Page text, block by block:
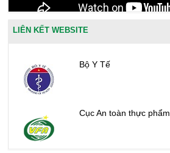
LIÊN KẾT WEBSITE
Bộ Y Tế
Cục An toàn thực phẩm